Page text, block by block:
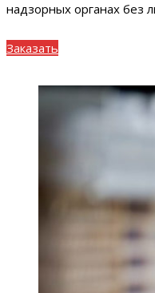
надзорных органах без
Заказать